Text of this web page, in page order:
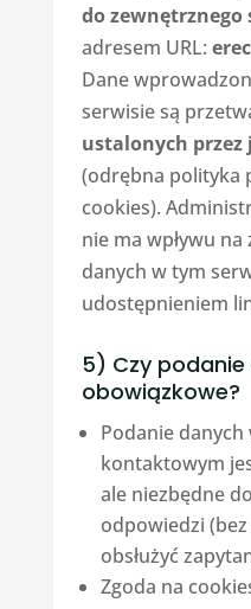
do zewnętrznego
adresem URL:
Dane
serwisie są
ustalonych przez
(odrębna polityka
cookies).
nie ma wpływu
danych w tym
udostępnieniem
5) Czy
obowiązkowe?
Podanie
kontaktowym
ale niezbędne
odpowiedzi
obsłużyć
Zgoda na